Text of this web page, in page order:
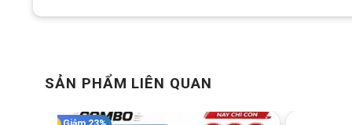
SẢN PHẨM LIÊN QUAN